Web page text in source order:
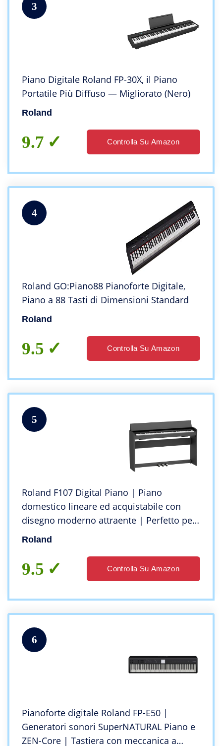
3
Piano Digitale Roland FP-30X, il Piano
Portatile Più Diffuso — Migliorato (Nero)
Roland
9.7 Controlla Su Amazon
4
Roland GO:Piano88 Pianoforte Digitale,
Piano a 88 Tasti di Dimensioni Standard
Roland
9.5 Controlla Su Amazon
5
Roland F107 Digital Piano | Piano
domestico lineare ed acquistabile con
disegno moderno attraente | Perfetto per
i principianti | A bordo di Bluetooth e
Roland
9.5 Controlla Su Amazon
6
Pianoforte digitale Roland FP-E50 |
Generatori sonori SuperNATURAL Piano e
ZEN-Core | Tastiera con meccanica a